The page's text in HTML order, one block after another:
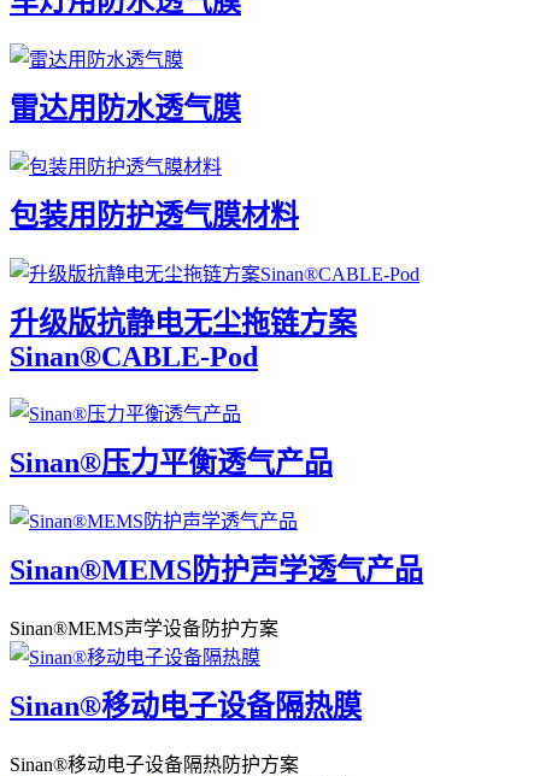
雷达用防水透气膜
包装用防护透气膜材料
升级版抗静电无尘拖链方案
Sinan®CABLE-Pod
Sinan®压力平衡透气产品
Sinan®MEMS防护声学透气产品
Sinan®MEMS声学设备防护方案
Sinan®移动电子设备隔热膜
Sinan®移动电子设备隔热防护方案